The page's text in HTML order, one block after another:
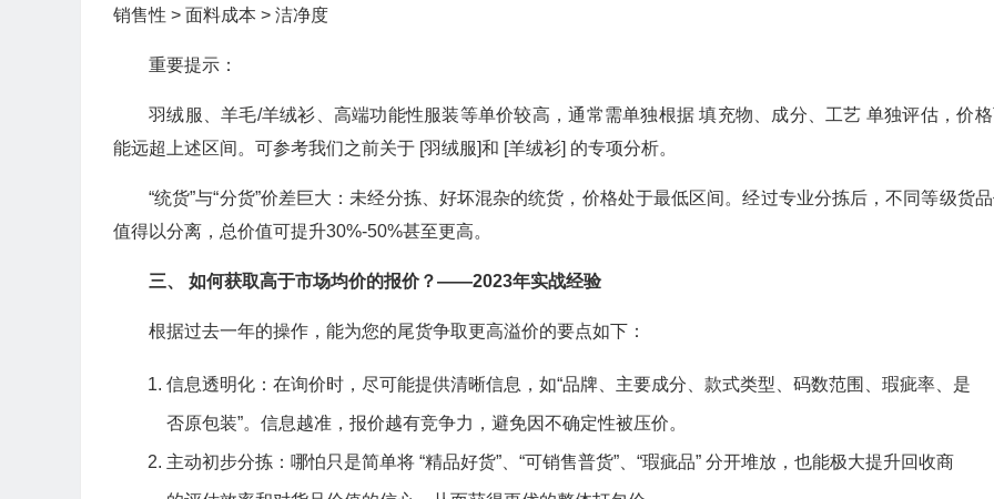
销售性 > 面料成本 > 洁净度
重要提示：
羽绒服、羊毛/羊绒衫、高端功能性服装等单价较高，通常需单独根据 填充物、成分、工艺 单独评估，价
能远超上述区间。可参考我们之前关于 [羽绒服]和 [羊绒衫] 的专项分析。
“统货”与“分货”价差巨大：未经分拣、好坏混杂的统货，价格处于最低区间。经过专业分拣后，不同等级货
值得以分离，总价值可提升30%-50%甚至更高。
三、 如何获取高于市场均价的报价？——2023年实战经验
根据过去一年的操作，能为您的尾货争取更高溢价的要点如下：
信息透明化：在询价时，尽可能提供清晰信息，如“品牌、主要成分、款式类型、码数范围、瑕疵率、是
否原包装”。信息越准，报价越有竞争力，避免因不确定性被压价。
主动初步分拣：哪怕只是简单将 “精品好货”、“可销售普货”、“瑕疵品” 分开堆放，也能极大提升回收商